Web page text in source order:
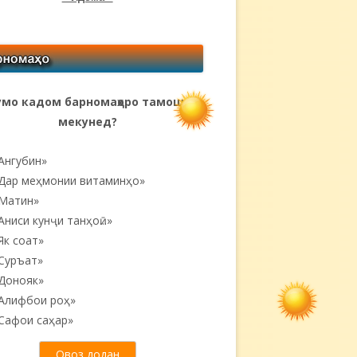
кадом барномаҳоро тамошо
мекунед?
меҳмонии витаминҳо»
кунҷи танҳоӣ...»
соат»
роҳ»
саҳар»